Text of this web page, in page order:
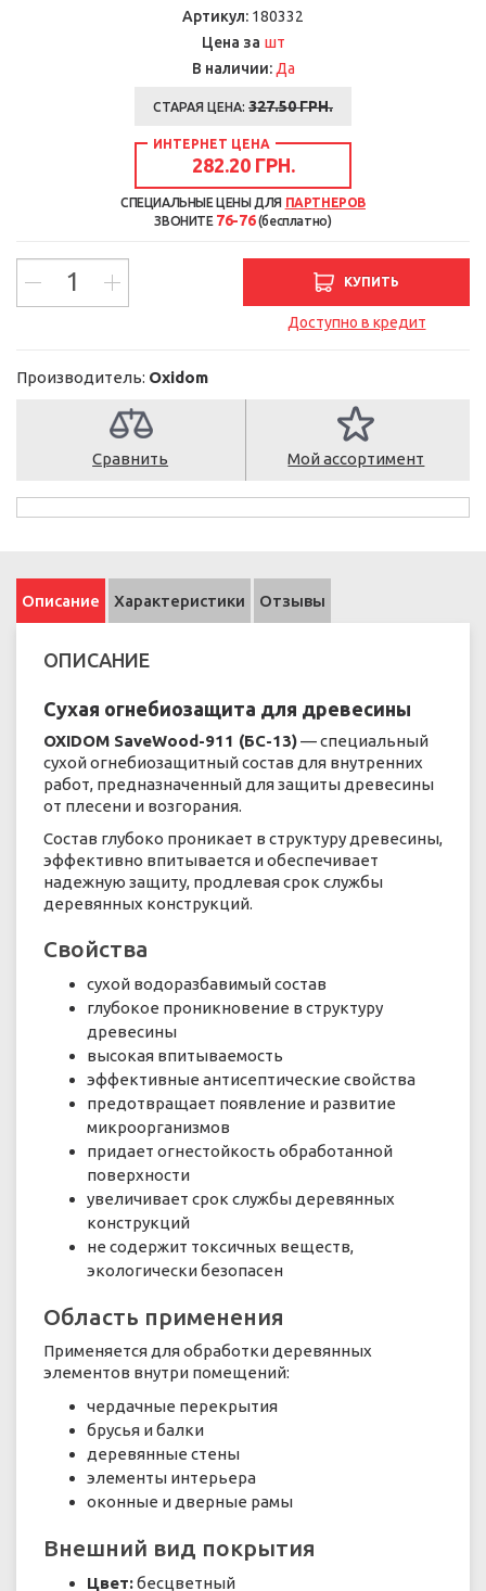
Артикул: 180332
Цена за шт
В наличии: Да
СТАРАЯ ЦЕНА: 327.50ГРН.
ИНТЕРНЕТ ЦЕНА
282.20 ГРН.
СПЕЦИАЛЬНЫЕ ЦЕНЫ ДЛЯ ПАРТНЕРОВ
ЗВОНИТЕ 76-76(бесплатно)
КУПИТЬ
Доступно в кредит
Производитель: Oxidom
Сравнить Мой ассортимент
Описание Характеристики Отзывы
ОПИСАНИЕ
Сухая огнебиозащита для древесины
OXIDOM SaveWood-911 (БС-13)— специальный
сухой огнебиозащитный состав для внутренних
работ, предназначенный для защиты древесины
от плесени и возгорания.
Состав глубоко проникает в структуру древесины,
эффективно впитывается и обеспечивает
надежную защиту, продлевая срок службы
деревянных конструкций.
Свойства
сухой водоразбавимый состав
глубокое проникновение в структуру
древесины
высокая впитываемость
эффективные антисептические свойства
предотвращает появление и развитие
микроорганизмов
придает огнестойкость обработанной
поверхности
увеличивает срок службы деревянных
конструкций
не содержит токсичных веществ,
экологически безопасен
Область применения
Применяется для обработки деревянных
элементов внутри помещений:
чердачные перекрытия
брусья и балки
деревянные стены
элементы интерьера
оконные и дверные рамы
Внешний вид покрытия
Цвет:бесцветный